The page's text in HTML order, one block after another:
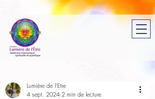
Lumière de l'Etre
4 sept. 2024 2 min de lecture